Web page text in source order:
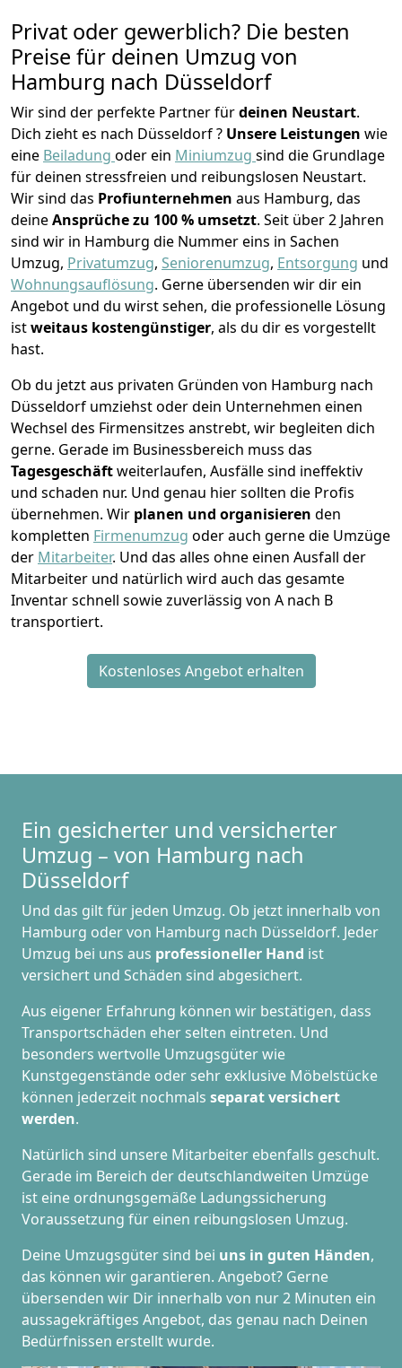
Privat oder gewerblich? Die besten
Preise für deinen Umzug von
Hamburg nach Düsseldorf
Wir sind der perfekte Partner fürdeinen Neustart.
Dich zieht es nach Düsseldorf ? Unsere Leistungen wie
eine Beiladung oder ein Miniumzug sind die Grundlage
für deinen stressfreien und reibungslosen Neustart.
Wir sind das Profiunternehmen aus Hamburg, das
deineAnsprüche zu 100 % umsetzt. Seit über 2 Jahren
sind wir in Hamburg die Nummer eins in Sachen
Umzug, Privatumzug, Seniorenumzug, Entsorgung und
Wohnungsauflösung. Gerne übersenden wir dir ein
Angebot und du wirst sehen, die professionelle Lösung
istweitaus kostengünstiger, als du dir es vorgestellt
hast.
Ob du jetzt aus privaten Gründen von Hamburg nach
Düsseldorf umziehst oder dein Unternehmen einen
Wechsel des Firmensitzes anstrebt, wir begleiten dich
gerne. Gerade im Businessbereich muss das
Tagesgeschäftweiterlaufen, Ausfälle sind ineffektiv
und schaden nur. Und genau hier sollten die Profis
übernehmen. Wir planen und organisieren den
kompletten Firmenumzug oder auch gerne die Umzüge
der Mitarbeiter. Und das alles ohne einen Ausfall der
Mitarbeiter und natürlich wird auch das gesamte
Inventar schnell sowie zuverlässig von A nach B
transportiert.
Kostenloses Angebot erhalten
Ein gesicherter und versicherter
Umzug – von Hamburg nach
Düsseldorf
Und das gilt für jeden Umzug. Ob jetzt innerhalb von
Hamburg oder von Hamburg nach Düsseldorf. Jeder
Umzug bei uns aus professioneller Hand ist
versichert und Schäden sind abgesichert.
Aus eigener Erfahrung können wir bestätigen, dass
Transportschäden eher selten eintreten. Und
besonders wertvolle Umzugsgüter wie
Kunstgegenstände oder sehr exklusive Möbelstücke
können jederzeit nochmals separat versichert
werden.
Natürlich sind unsere Mitarbeiter ebenfalls geschult.
Gerade im Bereich der deutschlandweiten Umzüge
ist eine ordnungsgemäße Ladungssicherung
Voraussetzung für einen reibungslosen Umzug.
Deine Umzugsgüter sind bei uns in guten Händen,
das können wir garantieren. Angebot? Gerne
übersenden wir Dir innerhalb von nur 2 Minuten ein
aussagekräftiges Angebot, das genau nach Deinen
Bedürfnissen erstellt wurde.